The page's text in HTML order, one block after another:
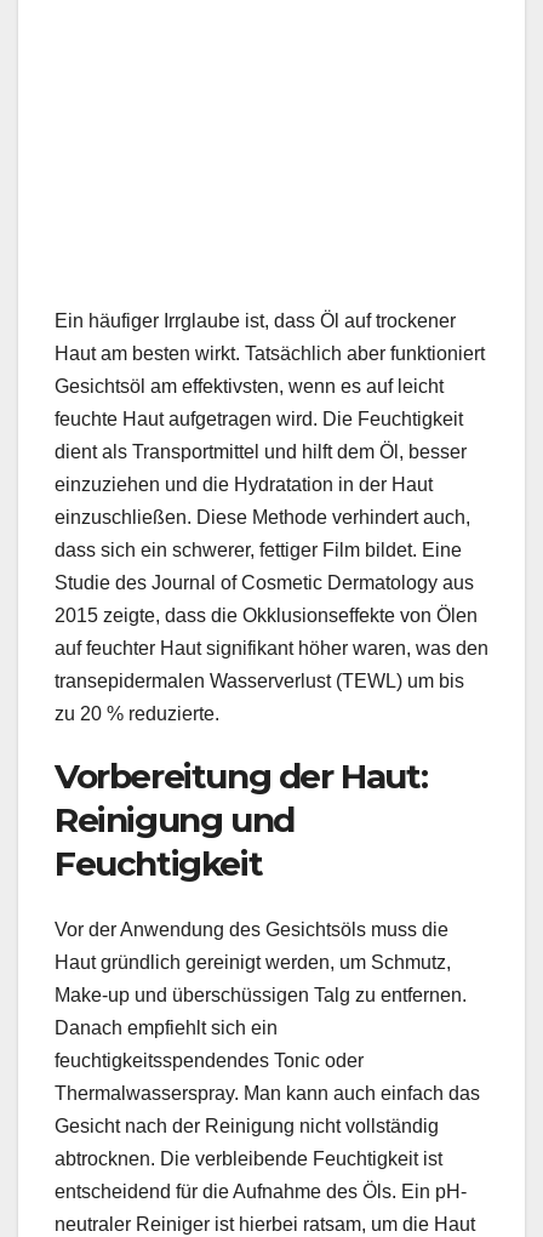
Ein häufiger Irrglaube ist, dass Öl auf trockener
Haut am besten wirkt. Tatsächlich aber funktioniert
Gesichtsöl am effektivsten, wenn es auf leicht
feuchte Haut aufgetragen wird. Die Feuchtigkeit
dient als Transportmittel und hilft dem Öl, besser
einzuziehen und die Hydratation in der Haut
einzuschließen. Diese Methode verhindert auch,
dass sich ein schwerer, fettiger Film bildet. Eine
Studie des Journal of Cosmetic Dermatology aus
2015 zeigte, dass die Okklusionseffekte von Ölen
auf feuchter Haut signifikant höher waren, was den
transepidermalen Wasserverlust (TEWL) um bis
zu 20 % reduzierte.
Vorbereitung der Haut:
Reinigung und
Feuchtigkeit
Vor der Anwendung des Gesichtsöls muss die
Haut gründlich gereinigt werden, um Schmutz,
Make-up und überschüssigen Talg zu entfernen.
Danach empfiehlt sich ein
feuchtigkeitsspendendes Tonic oder
Thermalwasserspray. Man kann auch einfach das
Gesicht nach der Reinigung nicht vollständig
abtrocknen. Die verbleibende Feuchtigkeit ist
entscheidend für die Aufnahme des Öls. Ein pH-
neutraler Reiniger ist hierbei ratsam, um die Haut